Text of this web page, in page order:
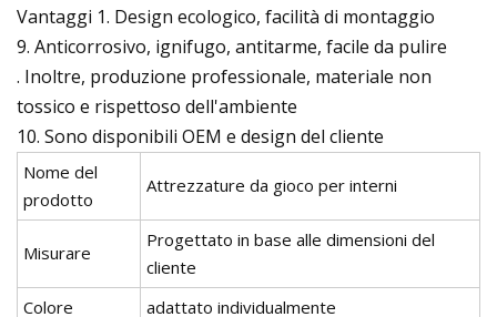
Vantaggi 1. Design ecologico, facilità di montaggio
9. Anticorrosivo, ignifugo, antitarme, facile da pulire
. Inoltre, produzione professionale, materiale non
tossico e rispettoso dell'ambiente
10. Sono disponibili OEM e design del cliente
Nome del
prodotto
Attrezzature da gioco per interni
Misurare
Progettato in base alle dimensioni del
cliente
Colore
adattato individualmente